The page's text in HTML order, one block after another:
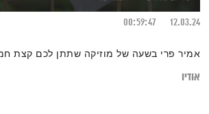
12.03.24
00:59:47
אמיר פרי בשעה של מוזיקה שתתן לכם קצת
אודיו